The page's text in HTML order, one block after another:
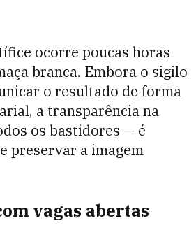
ocorre poucas horas
branca. Embora o sigilo
o resultado de forma
a transparência na
os bastidores — é
preservar a imagem
vagas abertas